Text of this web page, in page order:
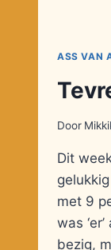
ASS VAN
Door
Dit
met 9
was
bezig,